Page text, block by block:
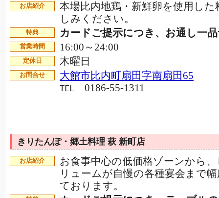
お店紹介
本場比内地鶏・新鮮卵を使用した
しみください。
特典 カードご提示につき、お通し一
営業時間 16:00～24:00
定休日 木曜日
お問合せ 大館市比内町扇田字南扇田65
TEL 0186-55-1311
きりたんぽ・郷土料理 萩 新町店
お店紹介
お食事中心の低価格ゾーンから
リュームが自慢の各種宴会まで
ております。